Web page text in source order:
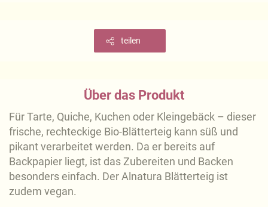
teilen
Über das Produkt
Für Tarte, Quiche, Kuchen oder Kleingebäck – dieser
frische, rechteckige Bio-Blätterteig kann süß und
pikant verarbeitet werden. Da er bereits auf
Backpapier liegt, ist das Zubereiten und Backen
besonders einfach. Der Alnatura Blätterteig ist
zudem vegan.